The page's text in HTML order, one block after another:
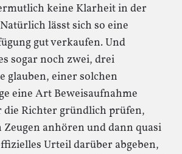
keine Klarheit in der
lässt sich so eine
gut verkaufen. Und
sogar noch zwei, drei
glauben, einer solchen
eine Art Beweisaufnahme
die Richter gründlich prüfen,
anhören und dann quasi
Urteil darüber abgeben,